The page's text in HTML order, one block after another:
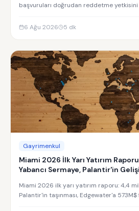
başvuruları doğrudan reddetme yetkisini
6 Ağu 2026
5 dk
Gayrimenkul
Miami 2026 İlk Yarı Yatırım
Yabancı Sermaye, Palantir'in
Miami 2026 ilk yarı yatırım raporu: 4,4
Palantir'in taşınması, Edgewater'a 573M$